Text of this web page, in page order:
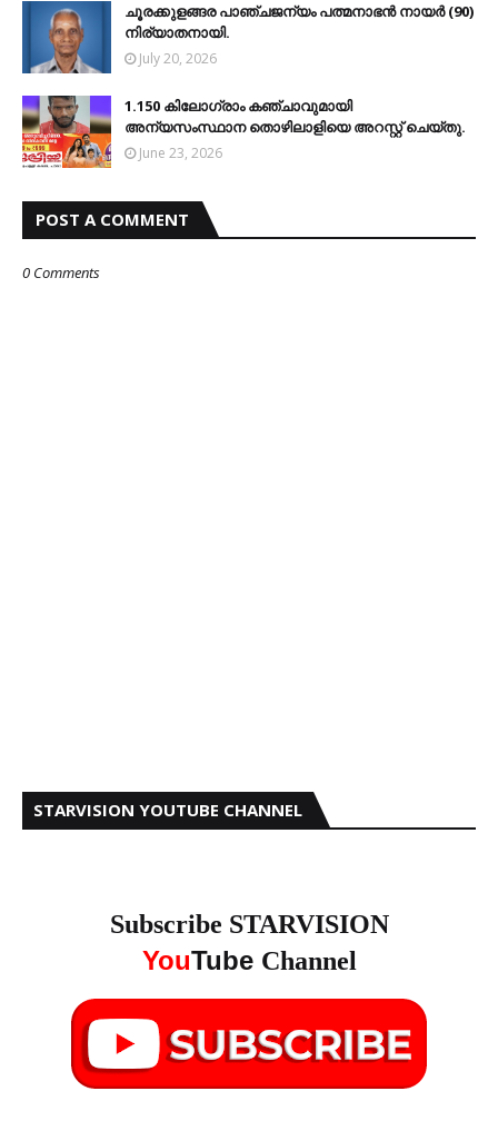
ചൂരക്കുളങ്ങര പാഞ്ചജന്യം പത്മനാഭന്‍ നായര്‍ (90)
നിര്യാതനായി.
July 20, 2026
1.150 കിലോഗ്രാം കഞ്ചാവുമായി
അന്യസംസ്ഥാന തൊഴിലാളിയെ അറസ്റ്റ് ചെയ്തു.
June 23, 2026
POST A COMMENT
0 Comments
STARVISION YOUTUBE CHANNEL
Subscribe STARVISION
YouTube Channel